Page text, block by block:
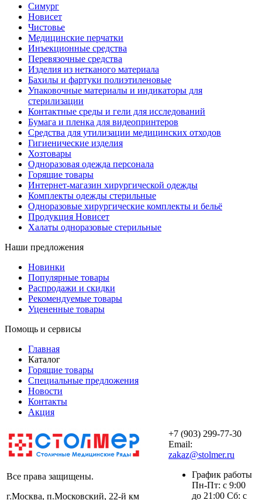
Симург
Новисет
Чистовье
Медицинские перчатки
Инъекционные средства
Перевязочные средства
Изделия из нетканого материала
Бахилы и фартуки полиэтиленовые
Упаковочные материалы и индикаторы для
стерилизации
Контактные среды и гели для исследований
Бумага и пленка для видеопринтеров
Средства для утилизации медицинских отходов
Гигиенические изделия
Хозтовары
Одноразовая одежда персонала
Горящие товары
Интернет-магазин хирургической одежды
Комплекты одежды стерильные
Одноразовые хирургические комплекты и бельё
Продукция Новисет
Халаты одноразовые стерильные
Наши предложения
Новинки
Популярные товары
Распродажи и скидки
Рекомендуемые товары
Уцененные товары
Помощь и сервисы
Главная
Каталог
Горящие товары
Специальные предложения
Новости
Контакты
Акция
Все права защищены.
г.Москва, п.Московский, 22-й км
+7 (903) 299-77-30
Email:
zakaz@stolmer.ru
График работы
Пн-Пт: с 9:00
до 21:00 Сб: с